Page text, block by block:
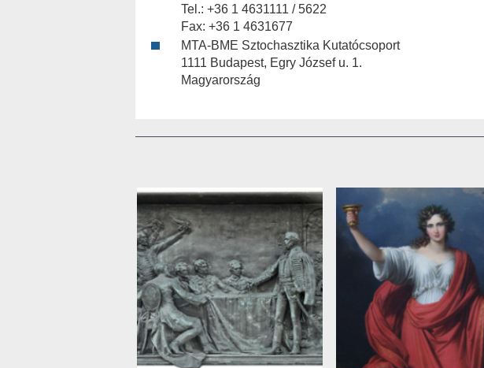
Tel.: +36 1 4631111 / 5622
Fax: +36 1 4631677
MTA-BME Sztochasztika Kutatócsoport
1111 Budapest, Egry József u. 1.
Magyarország